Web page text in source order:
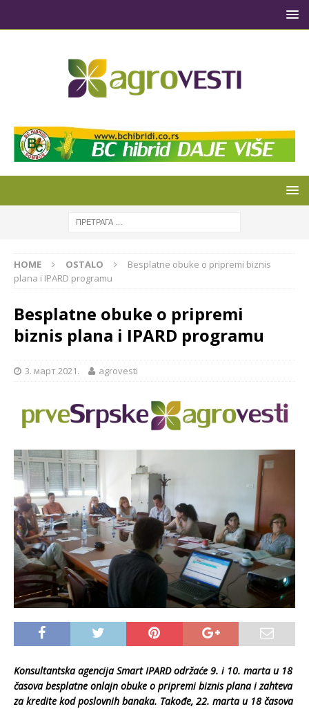
HOME OSTALO
Besplatne obuke o pripremi biznis
plana i IPARD programu
Besplatne obuke o pripremi
biznis plana i IPARD programu
3. март 2021. agrovesti
Konsultantska agencija Smart IPARD održaće 9. i 10. marta u 18
časova besplatne onlajn obuke o pripremi biznis plana i zahteva
za kredite kod poslovnih banaka. Takođe, 22. marta u 18 časova